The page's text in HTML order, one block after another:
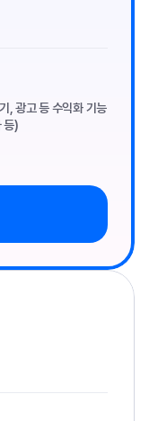
, 광고 등 수익화 기능
등)